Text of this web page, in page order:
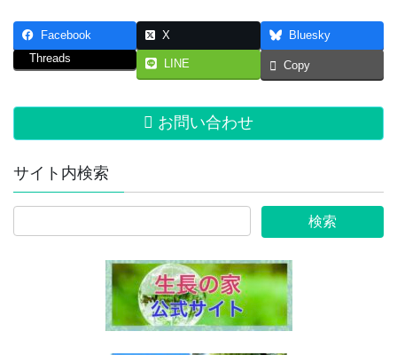
Facebook X
Bluesky
Threads
LINE Copy
お問い合わせ
サイト内検索